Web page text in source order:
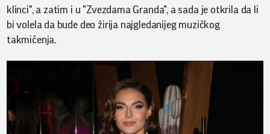
klinci", a zatim i u "Zvezdama Granda", a sada je otkrila da li
bi volela da bude deo žirija najgledanijeg muzičkog
takmičenja.